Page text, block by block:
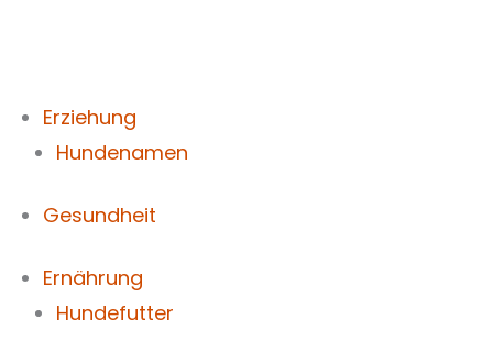
Erziehung
Hundenamen
Gesundheit
Ernährung
Hundefutter